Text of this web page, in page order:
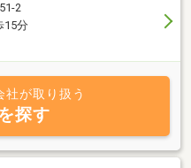
2
15分
社が取り扱う
探す